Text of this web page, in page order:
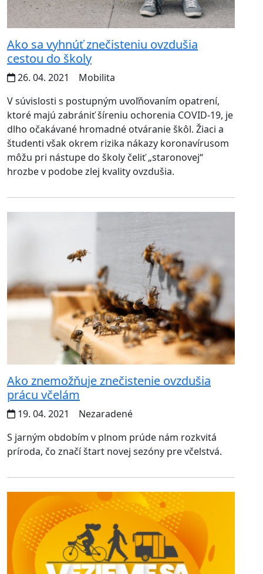
Ako sa vyhnúť znečisteniu ovzdušia
cestou do školy
26. 04. 2021
Mobilita
V súvislosti s postupným uvoľňovaním opatrení,
ktoré majú zabrániť šíreniu ochorenia COVID-19, je
dlho očakávané hromadné otváranie škôl. Žiaci a
študenti však okrem rizika nákazy koronavírusom
môžu pri nástupe do školy čeliť „staronovej“
hrozbe v podobe zlej kvality ovzdušia.
Ako znemožňuje znečistenie ovzdušia
prácu včelám
19. 04. 2021
Nezaradené
S jarným obdobím v plnom prúde nám rozkvitá
príroda, čo značí štart novej sezóny pre včelstvá.